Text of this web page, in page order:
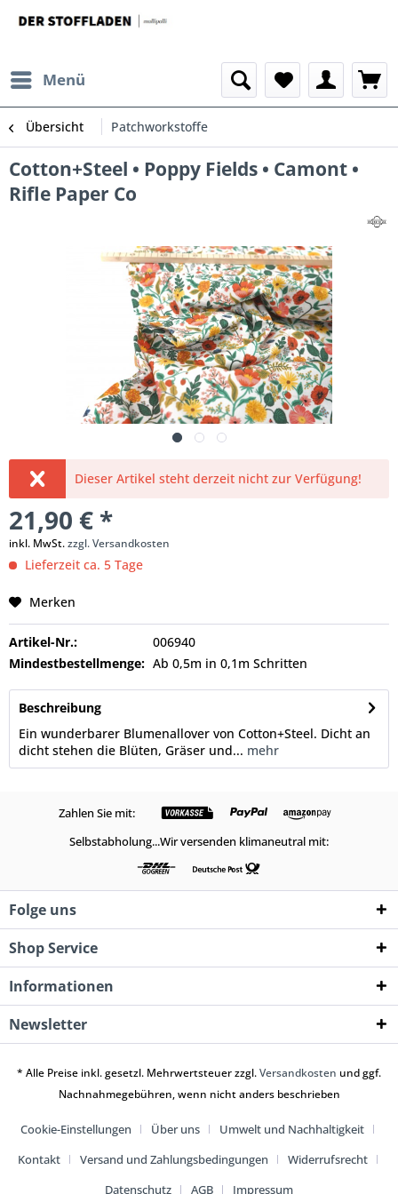
Menü
Übersicht Patchworkstoffe
Cotton+Steel • Poppy Fields • Camont •
Rifle Paper Co
Dieser Artikel steht derzeit nicht zur Verfügung!
21,90 € *
inkl. MwSt.zzgl. Versandkosten
Lieferzeit ca. 5 Tage
Merken
Artikel-Nr.:
006940
Mindestbestellmenge: Ab 0,5m in 0,1m Schritten
Beschreibung
Ein wunderbarer Blumenallover von Cotton+Steel. Dicht an
dicht stehen die Blüten, Gräser und... mehr
Zahlen Sie mit:
Selbstabholung...Wir versenden klimaneutral mit:
Folge uns
Shop Service
Informationen
Newsletter
* Alle Preise inkl. gesetzl. Mehrwertsteuer zzgl.Versandkosten und ggf.
Nachnahmegebühren, wenn nicht anders beschrieben
Cookie-Einstellungen Über uns
Umwelt und Nachhaltigkeit
Kontakt
Versand und Zahlungsbedingungen
Widerrufsrecht
Datenschutz
AGB Impressum